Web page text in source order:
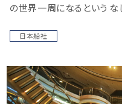
の世界一周になるという
日本船社